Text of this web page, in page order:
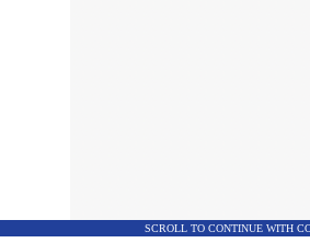
SCROLL TO CONTINUE WITH